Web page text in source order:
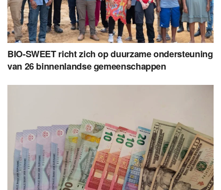
BIO-SWEET richt zich op duurzame ondersteuning
van 26 binnenlandse gemeenschappen